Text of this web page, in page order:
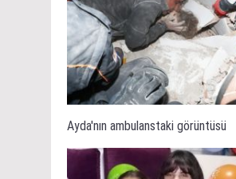
Ayda'nın ambulanstaki görüntüsü